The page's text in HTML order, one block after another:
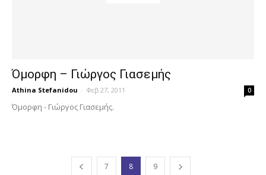
Όμορφη – Γιώργος Γιασεμής
Athina Stefanidou - Φεβ 27, 2011 0
Όμορφη - Γιώργος Γιασεμής.
7 8 9